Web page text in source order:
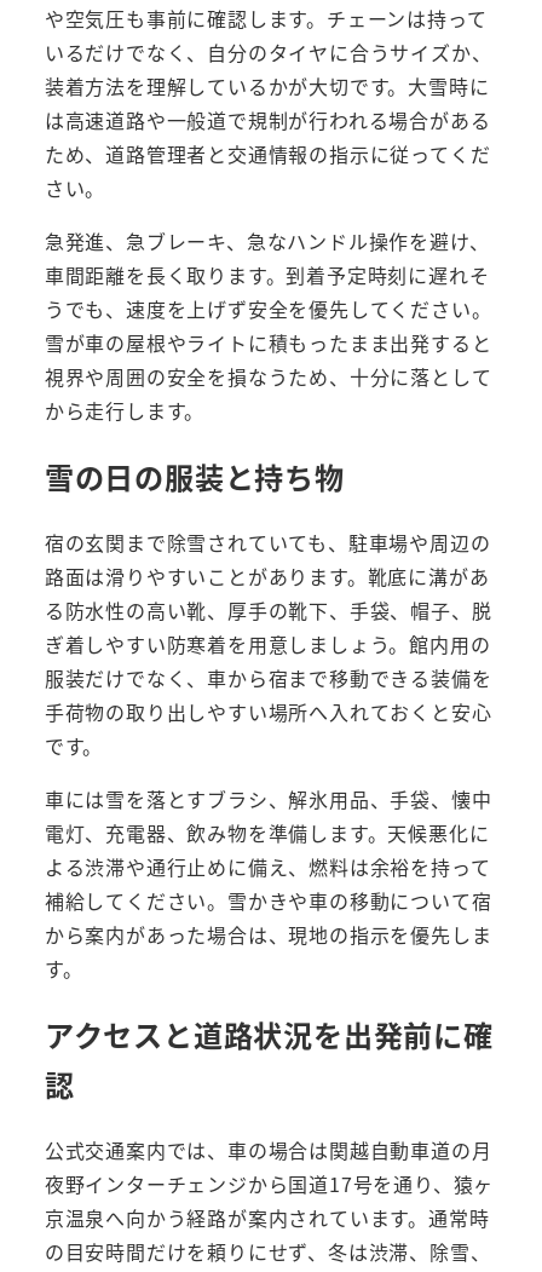
や空気圧も事前に確認します。チェーンは持って
いるだけでなく、自分のタイヤに合うサイズか、
装着方法を理解しているかが大切です。大雪時に
は高速道路や一般道で規制が行われる場合がある
ため、道路管理者と交通情報の指示に従ってくだ
さい。
急発進、急ブレーキ、急なハンドル操作を避け、
車間距離を長く取ります。到着予定時刻に遅れそ
うでも、速度を上げず安全を優先してください。
雪が車の屋根やライトに積もったまま出発すると
視界や周囲の安全を損なうため、十分に落として
から走行します。
雪の日の服装と持ち物
宿の玄関まで除雪されていても、駐車場や周辺の
路面は滑りやすいことがあります。靴底に溝があ
る防水性の高い靴、厚手の靴下、手袋、帽子、脱
ぎ着しやすい防寒着を用意しましょう。館内用の
服装だけでなく、車から宿まで移動できる装備を
手荷物の取り出しやすい場所へ入れておくと安心
です。
車には雪を落とすブラシ、解氷用品、手袋、懐中
電灯、充電器、飲み物を準備します。天候悪化に
よる渋滞や通行止めに備え、燃料は余裕を持って
補給してください。雪かきや車の移動について宿
から案内があった場合は、現地の指示を優先しま
す。
アクセスと道路状況を出発前に確
認
公式交通案内では、車の場合は関越自動車道の月
夜野インターチェンジから国道17号を通り、猿ヶ
京温泉へ向かう経路が案内されています。通常時
の目安時間だけを頼りにせず、冬は渋滞、除雪、